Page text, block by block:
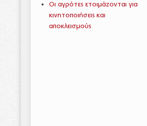
Οι αγρότες ετοιμάζονται για
κινητοποιήσεις και
αποκλεισμούς